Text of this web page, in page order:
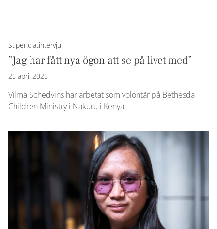
Stipendiatintervju
”Jag har fått nya ögon att se på livet med”
25 april 2025
Vilma Schedvins har arbetat som volontär på Bethesda
Children Ministry i Nakuru i Kenya.